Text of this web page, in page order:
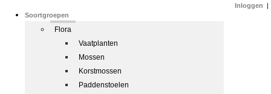
Soortgroepen
Flora
Vaatplanten
Mossen
Korstmossen
Paddenstoelen
Inloggen |